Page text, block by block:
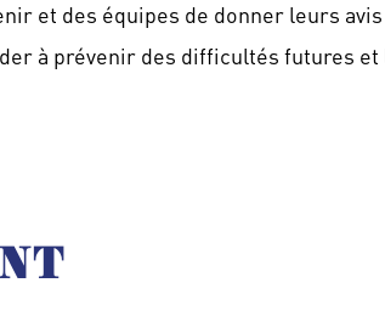
et des équipes de donner leurs
à prévenir des difficultés futures et